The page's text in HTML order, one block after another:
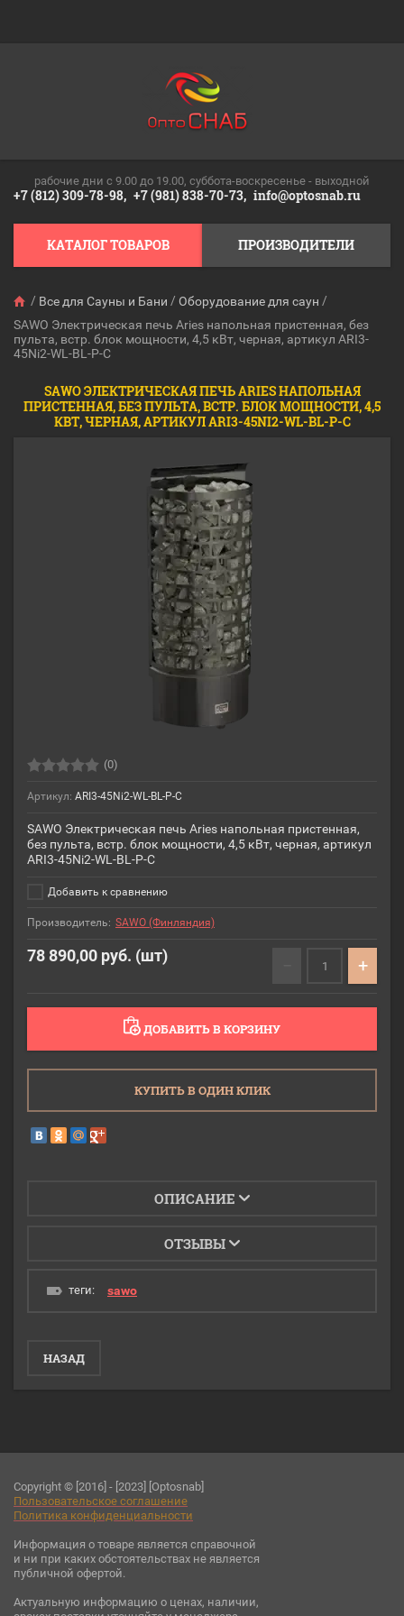
рабочие дни c 9.00 до 19.00, суббота-воскресенье - выходной
+7 (812) 309-78-98, +7 (981) 838-70-73, info@optosnab.ru
КАТАЛОГ ТОВАРОВ ПРОИЗВОДИТЕЛИ
/ Все для Сауны и Бани / Оборудование для саун /
SAWO Электрическая печь Aries напольная пристенная, без
пульта, встр. блок мощности, 4,5 кВт, черная, артикул ARI3-
45Ni2-WL-BL-P-C
SAWO ЭЛЕКТРИЧЕСКАЯ ПЕЧЬ ARIES НАПОЛЬНАЯ
ПРИСТЕННАЯ, БЕЗ ПУЛЬТА, ВСТР. БЛОК МОЩНОСТИ, 4,5
КВТ, ЧЕРНАЯ, АРТИКУЛ ARI3-45NI2-WL-BL-P-C
(0)
Артикул: ARI3-45Ni2-WL-BL-P-C
SAWO Электрическая печь Aries напольная пристенная,
без пульта, встр. блок мощности, 4,5 кВт, черная, артикул
ARI3-45Ni2-WL-BL-P-C
Добавить к сравнению
Производитель: SAWO (Финляндия)
78 890,00 руб. (шт) +
ДОБАВИТЬ В КОРЗИНУ
КУПИТЬ В ОДИН КЛИК
ОПИСАНИЕ
ОТЗЫВЫ
теги: sawo
НАЗАД
Copyright © [2016] - [2023] [Optosnab]
Пользовательское соглашение
Политика конфиденциальности
Информация о товаре является справочной
и ни при каких обстоятельствах не является
публичной офертой.
Актуальную информацию о ценах, наличии,